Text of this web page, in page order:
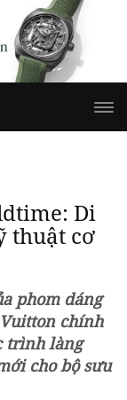
Di
thuật cơ
phom dáng
chính
trình làng
cho bộ sưu